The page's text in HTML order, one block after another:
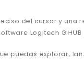
del cursor y una
Logitech G
puedas explorar,